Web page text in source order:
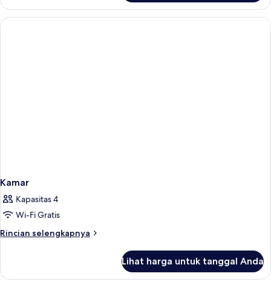
Kamar
Kamar
Kapasitas 4
Wi-Fi Gratis
Rincian selengkapnya
Rincian
Kamar
Lihat harga untuk tanggal Anda